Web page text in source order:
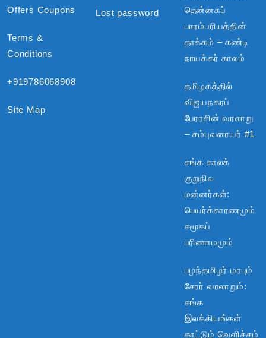
Offers Coupons
Terms &
Conditions
+919786068908
Site Map
Lost password
தென்னகப்
பாரம்பரியத்தின்
தாக்கம் – கண்டி
நாயக்கர் காலம்
தமிழகத்தில்
விஜயநகரப்
பேரரசின் வரலாறு
– சம்புவரையர் #1
சங்க காலக்
குறுநில
மன்னர்கள்:
பெயர்க்காரணமும்
சமூகப்
பரிணாமமும்
பழந்தமிழர் மரபும்
சேரர் வரலாறும்:
சங்க
இலக்கியங்கள்
காட்டும் வெளிச்சம்